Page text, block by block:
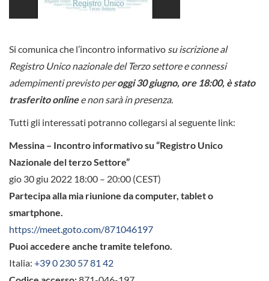
Si comunica che l’incontro informativo su iscrizione al
Registro Unico nazionale del Terzo settore e connessi
adempimenti previsto peroggi 30 giugno, ore 18:00, è stato
trasferito onlinee non sarà in presenza.
Tutti gli interessati potranno collegarsi al seguente link:
Messina – Incontro informativo su “Registro Unico
Nazionale del terzo Settore”
gio 30 giu 2022 18:00 – 20:00 (CEST)
Partecipa alla mia riunione da computer, tablet o
smartphone.
https://meet.goto.com/871046197
Puoi accedere anche tramite telefono.
Italia: +39 0 230 57 81 42